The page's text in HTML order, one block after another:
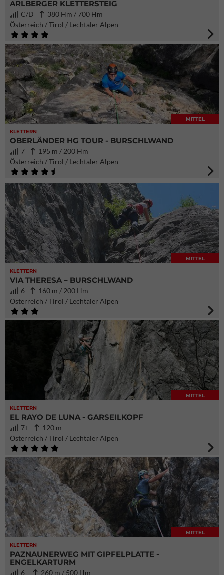
ARLBERGER KLETTERSTEIG
C/D
380 Hm / 700 Hm
Österreich / Tirol / Lechtaler Alpen
KLETTERN
MITTEL
OBERLÄNDER HG TOUR - BURSCHLWAND
7
195 m / 200 Hm
Österreich / Tirol / Lechtaler Alpen
KLETTERN
MITTEL
VIA THERESA – BURSCHLWAND
6
160 m / 200 Hm
Österreich / Tirol / Lechtaler Alpen
KLETTERN
MITTEL
EL RAYO DE LUNA - GARSEILKOPF
7+
120 m
Österreich / Tirol / Lechtaler Alpen
KLETTERN
MITTEL
PAZNAUNERWEG MIT GIPFELPLATTE -
ENGELKARTURM
6- 260 m / 500 Hm